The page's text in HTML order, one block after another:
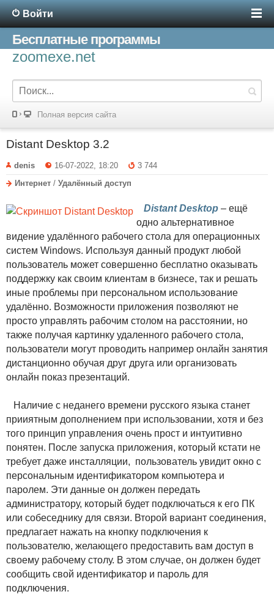
Войти
Бесплатные программы
zoomexe.net
Полная версия сайта
Distant Desktop 3.2
denis 16-07-2022, 18:20
3 744
Интернет / Удалённый доступ
Distant Desktop – ещё
одно альтернативное
видение удалённого рабочего стола для операционных
систем Windows. Используя данный продукт любой
пользователь может совершенно бесплатно оказывать
поддержку как своим клиентам в бизнесе, так и решать
иные проблемы при персональном использование
удалённо. Возможности приложения позволяют не
просто управлять рабочим столом на расстоянии, но
также получая картинку удаленного рабочего стола,
пользователи могут проводить например онлайн занятия
дистанционно обучая друг друга или организовать
онлайн показ презентаций.
Наличие с неданего времени русского языка станет
прииятным дополнением при использовании, хотя и без
того принцип управления очень прост и интуитивно
понятен. После запуска приложения, который кстати не
требует даже инсталляции, пользователь увидит окно с
персональным идентификатором компьютера и
паролем. Эти данные он должен передать
администратору, который будет подключаться к его ПК
или собеседнику для связи. Второй вариант соединения,
предлагает нажать на кнопку подключения к
пользователю, желающего предоставить вам доступ в
своему рабочему столу. В этом случае, он должен будет
сообщить свой идентификатор и пароль для
подключения.